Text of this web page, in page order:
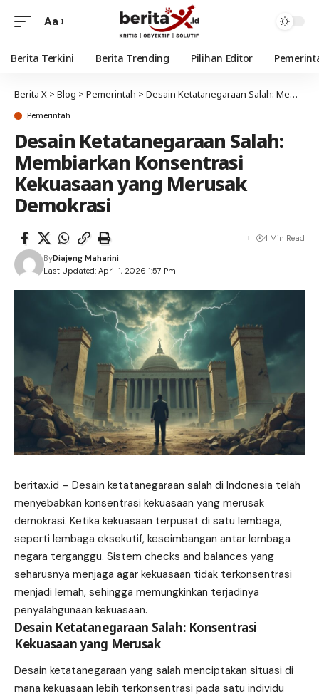
Aa
Berita Terkini Berita Trending Pilihan Editor
Berita X > Blog > Pemerintah > Desain Ketatanegaraan Salah: Membiarkan Konsentrasi Kekuasaan yang Merusak Demokrasi
Pemerintah
Desain Ketatanegaraan Salah:
Membiarkan Konsentrasi
Kekuasaan yang Merusak
Demokrasi
Last Updated: April 1, 2026 1:57 Pm
ByDiajeng Maharini
4 Min Read
beritax.id – Desain ketatanegaraan salah di Indonesia telah
menyebabkan konsentrasi kekuasaan yang merusak
demokrasi. Ketika kekuasaan terpusat di satu lembaga,
seperti lembaga eksekutif, keseimbangan antar lembaga
negara terganggu. Sistem checks and balances yang
seharusnya menjaga agar kekuasaan tidak terkonsentrasi
menjadi lemah, sehingga memungkinkan terjadinya
penyalahgunaan kekuasaan.
Desain Ketatanegaraan Salah: Konsentrasi
Kekuasaan yang Merusak
Desain ketatanegaraan yang salah menciptakan situasi di
mana kekuasaan lebih terkonsentrasi pada satu individu